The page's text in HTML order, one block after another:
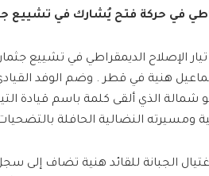
في حركة فتح يُشارك في
الإصلاح الديمقراطي في تشييع
هنية في قطر . وضم الوفد القيادي
شمالة الذي ألقى كلمة باسم قيادة
ومسيرته النضالية الحافلة
الجبانة للقائد هنية تضاف إلى